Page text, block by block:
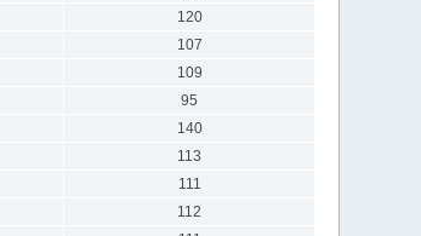
120
107
109
95
140
113
111
112